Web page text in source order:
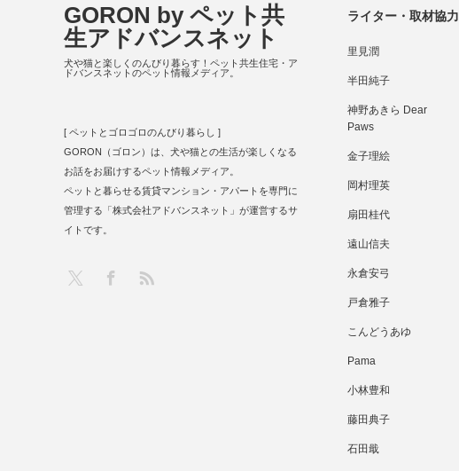
ライター・取材協力
里見潤
半田純子
神野あきら Dear
Paws
金子理絵
岡村理英
扇田桂代
遠山信夫
永倉安弓
戸倉雅子
こんどうあゆ
Pama
小林豊和
藤田典子
石田戢
GORON by ペット共
生アドバンスネット
犬や猫と楽しくのんびり暮らす！ペット共生住宅・ア
ドバンスネットのペット情報メディア。
[ ペットとゴロゴロのんびり暮らし ]
GORON（ゴロン）は、犬や猫との生活が楽しくなる
お話をお届けするペット情報メディア。
ペットと暮らせる賃貸マンション・アパートを専門に
管理する「株式会社アドバンスネット」が運営するサ
イトです。
Facebook
RSS